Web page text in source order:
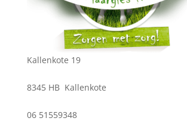
Kallenkote 19
8345 HB Kallenkote
06 51559348